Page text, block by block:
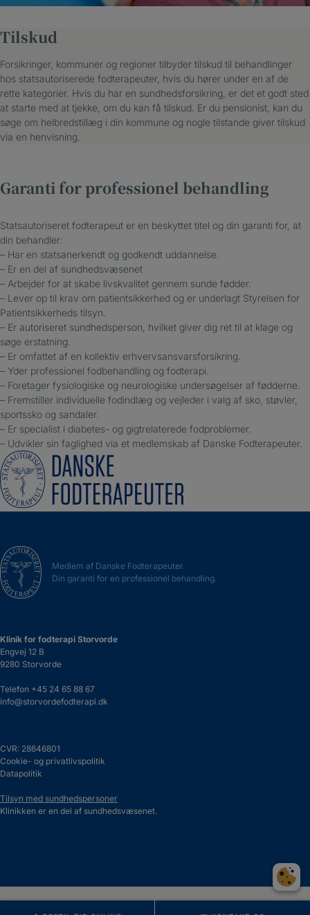
Tilskud
Forsikringer, kommuner og regioner tilbyder tilskud til behandlinger
hos statsautoriserede fodterapeuter, hvis du hører under en af de
rette kategorier. Hvis du har en sundhedsforsikring, er det et godt sted
at starte med at tjekke, om du kan få tilskud. Er du pensionist, kan du
søge om helbredstillæg i din kommune og nogle tilstande giver tilskud
via en henvisning.
Garanti for professionel behandling
Statsautoriseret fodterapeut er en beskyttet titel og din garanti for, at
din behandler:
– Har en statsanerkendt og godkendt uddannelse.
– Er en del af sundhedsvæsenet
– Arbejder for at skabe livskvalitet gennem sunde fødder.
– Lever op til krav om patientsikkerhed og er underlagt Styrelsen for
Patientsikkerheds tilsyn.
– Er autoriseret sundhedsperson, hvilket giver dig ret til at klage og
søge erstatning.
– Er omfattet af en kollektiv erhvervsansvarsforsikring.
– Yder professionel fodbehandling og fodterapi.
– Foretager fysiologiske og neurologiske undersøgelser af fødderne.
– Fremstiller individuelle fodindlæg og vejleder i valg af sko, støvler,
sportssko og sandaler.
– Er specialist i diabetes- og gigtrelaterede fodproblemer.
– Udvikler sin faglighed via et medlemskab af Danske Fodterapeuter.
Medlem af Danske Fodterapeuter.
Din garanti for en professionel behandling.
Klinik for fodterapi Storvorde
Engvej 12 B
9280 Storvorde
Telefon +45 24 65 88 67
info@storvordefodterapi.dk
CVR: 28646801
Cookie- og privatlivspolitik
Datapolitik
Tilsyn med sundhedspersoner
Klinikken er en del af sundhedsvæsenet.